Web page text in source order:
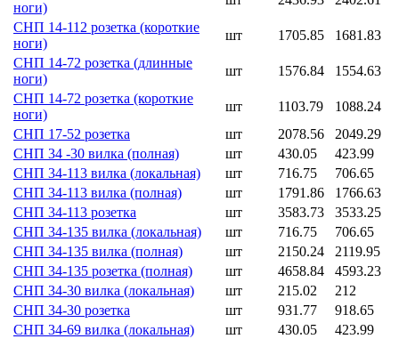
ноги)
СНП 14-112 розетка (короткие
ноги)
шт 1705.85
1681.83
СНП 14-72 розетка (длинные
ноги)
шт 1576.84
1554.63
СНП 14-72 розетка (короткие
ноги)
шт 1103.79
1088.24
СНП 17-52 розетка
шт 2078.56
2049.29
СНП 34 -30 вилка (полная)
шт 430.05
423.99
СНП 34-113 вилка (локальная)
шт 716.75
706.65
СНП 34-113 вилка (полная)
шт 1791.86
1766.63
СНП 34-113 розетка
шт 3583.73
3533.25
СНП 34-135 вилка (локальная)
шт 716.75
706.65
СНП 34-135 вилка (полная)
шт 2150.24
2119.95
СНП 34-135 розетка (полная)
шт 4658.84
4593.23
СНП 34-30 вилка (локальная)
шт 215.02
212
СНП 34-30 розетка
шт 931.77
918.65
СНП 34-69 вилка (локальная)
шт 430.05
423.99